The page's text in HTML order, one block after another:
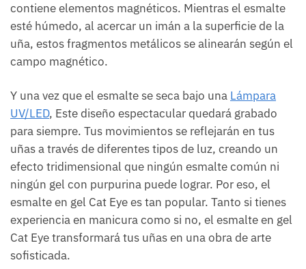
contiene elementos magnéticos. Mientras el esmalte
esté húmedo, al acercar un imán a la superficie de la
uña, estos fragmentos metálicos se alinearán según el
campo magnético.
Y una vez que el esmalte se seca bajo una Lámpara
UV/LED, Este diseño espectacular quedará grabado
para siempre. Tus movimientos se reflejarán en tus
uñas a través de diferentes tipos de luz, creando un
efecto tridimensional que ningún esmalte común ni
ningún gel con purpurina puede lograr. Por eso, el
esmalte en gel Cat Eye es tan popular. Tanto si tienes
experiencia en manicura como si no, el esmalte en gel
Cat Eye transformará tus uñas en una obra de arte
sofisticada.